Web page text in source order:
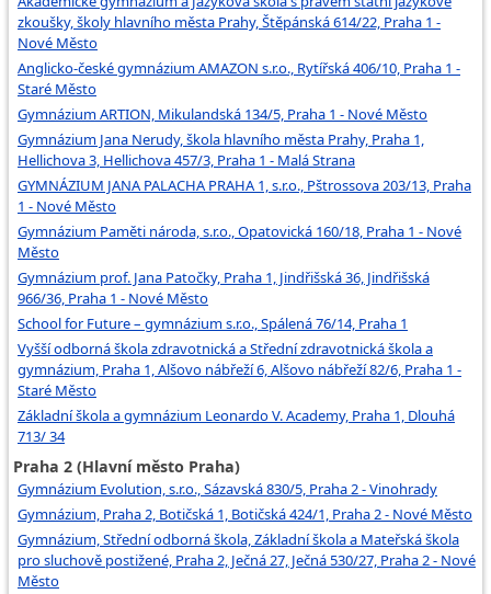
zkoušky, školy hlavního města Prahy, Štěpánská 614/22, Praha 1 -
Nové Město
Anglicko-české gymnázium AMAZON s.r.o., Rytířská 406/10, Praha 1 -
Staré Město
Gymnázium ARTION, Mikulandská 134/5, Praha 1 - Nové Město
Gymnázium Jana Nerudy, škola hlavního města Prahy, Praha 1,
Hellichova 3, Hellichova 457/3, Praha 1 - Malá Strana
GYMNÁZIUM JANA PALACHA PRAHA 1, s.r.o., Pštrossova 203/13, Praha
1 - Nové Město
Gymnázium Paměti národa, s.r.o., Opatovická 160/18, Praha 1 - Nové
Město
Gymnázium prof. Jana Patočky, Praha 1, Jindřišská 36, Jindřišská
966/36, Praha 1 - Nové Město
School for Future – gymnázium s.r.o., Spálená 76/14, Praha 1
Vyšší odborná škola zdravotnická a Střední zdravotnická škola a
gymnázium, Praha 1, Alšovo nábřeží 6, Alšovo nábřeží 82/6, Praha 1 -
Staré Město
Základní škola a gymnázium Leonardo V. Academy, Praha 1, Dlouhá
713/ 34
Praha 2 (Hlavní město Praha)
Gymnázium Evolution, s.r.o., Sázavská 830/5, Praha 2 - Vinohrady
Gymnázium, Praha 2, Botičská 1, Botičská 424/1, Praha 2 - Nové Město
Gymnázium, Střední odborná škola, Základní škola a Mateřská škola
pro sluchově postižené, Praha 2, Ječná 27, Ječná 530/27, Praha 2 - Nové
Město